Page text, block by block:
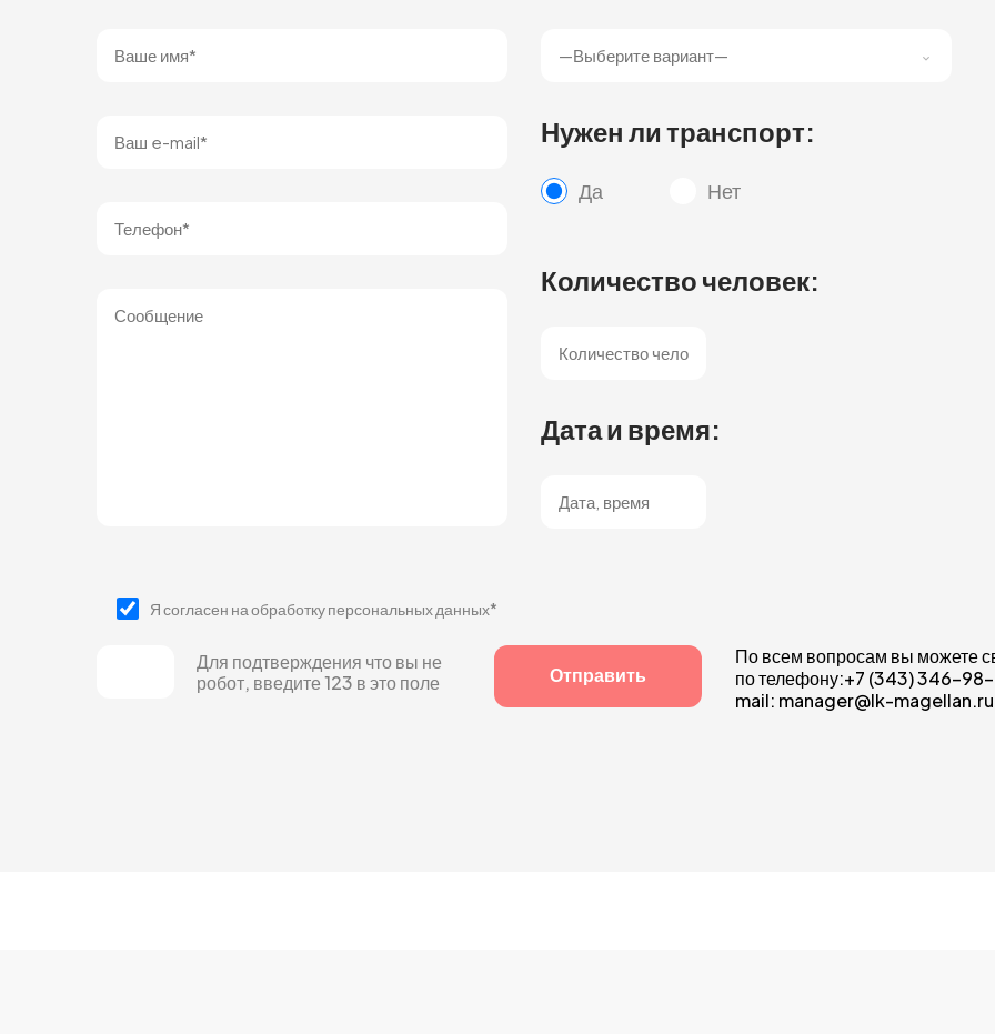
Нужен ли транспорт:
Да Нет
Количество человек:
Дата и время:
Я согласен на обработку персональных данных*
Для подтверждения что вы не
робот, введите 123 в это поле
По всем вопросам вы можете
по телефону:+7 (343) 346-
mail: manager@lk-magellan.ru